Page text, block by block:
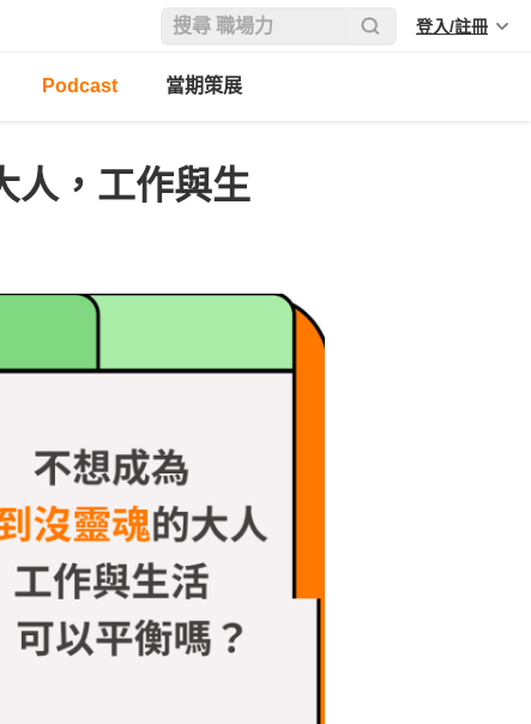
登入/註冊
Podcast 當期策展
人，工作與生